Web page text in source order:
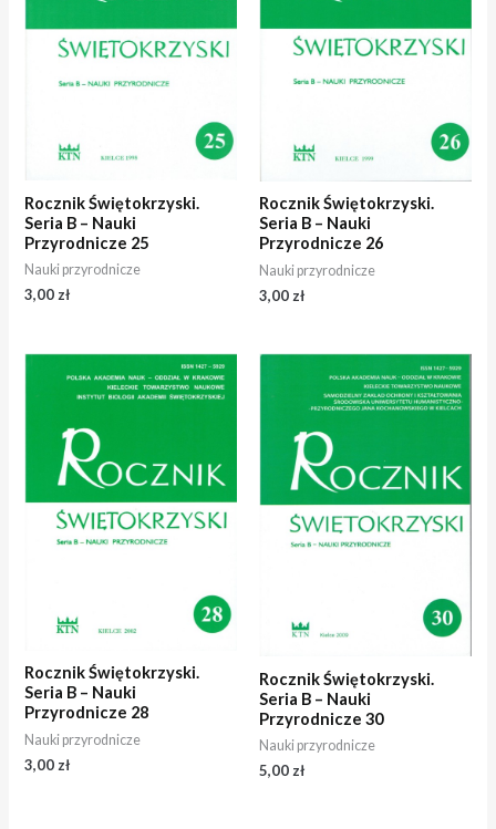
Rocznik Świętokrzyski.
Seria B – Nauki
Przyrodnicze 25
Nauki przyrodnicze
3,00zł
Rocznik Świętokrzyski.
Seria B – Nauki
Przyrodnicze 26
Nauki przyrodnicze
3,00 zł
Rocznik Świętokrzyski.
Seria B – Nauki
Przyrodnicze 28
Nauki przyrodnicze
3,00 zł
Rocznik Świętokrzyski.
Seria B – Nauki
Przyrodnicze 30
Nauki przyrodnicze
5,00zł